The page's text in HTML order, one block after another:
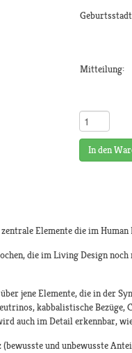
Geburtsstadt
Mitteilung:
In den
Elemente die im Human
die im Living Design
jene Elemente, die in der
kabbalistische Bezüge,
auch im Detail erkennbar,
und unbewusste